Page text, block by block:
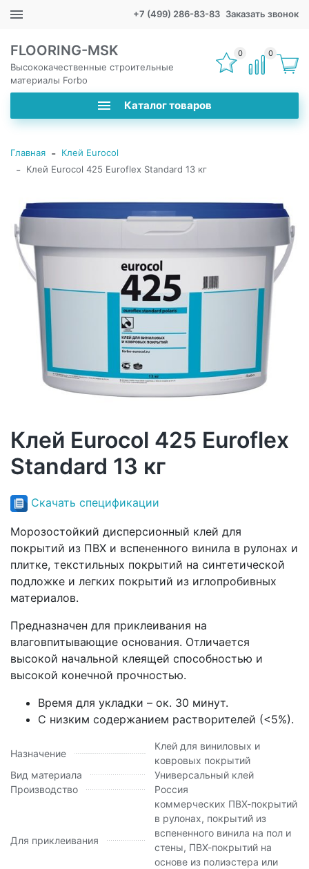
+7 (499) 286-83-83 Заказать звонок
FLOORING-MSK
Высококачественные строительные
материалы Forbo
Каталог товаров
0 0
Главная - Клей Eurocol
- Клей Eurocol 425 Euroflex Standard 13 кг
Клей Eurocol 425 Euroflex
Standard 13 кг
Скачать спецификации
Морозостойкий дисперсионный клей для
покрытий из ПВХ и вспененного винила в рулонах и
плитке, текстильных покрытий на синтетической
подложке и легких покрытий из иглопробивных
материалов.
Предназначен для приклеивания на
влаговпитывающие основания. Отличается
высокой начальной клеящей способностью и
высокой конечной прочностью.
Время для укладки – ок. 30 минут.
С низким содержанием растворителей (<5%).
Назначение
Клей для виниловых и
ковровых покрытий
Вид материала
Универсальный клей
Производство
Россия
Для приклеивания
коммерческих ПВХ-покрытий
в рулонах, покрытий из
вспененного винила на пол и
стены, ПВХ-покрытий на
основе из полиэстера или